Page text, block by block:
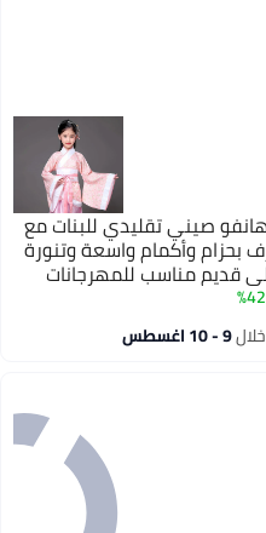
صيني تقليدي للبنات مع
بحزام وأكمام واسعة وتنورة
قديم مناسب للمهرجانات
اليومي
9 - 10 اغسطس